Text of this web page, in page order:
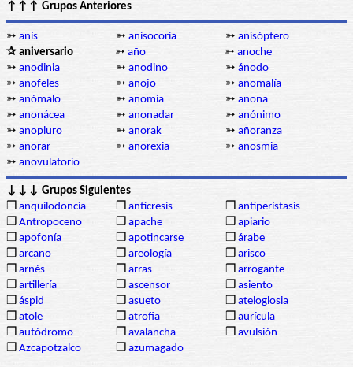
↑↑↑ Grupos Anteriores
➳ anís ➳ anisocoria ➳ anisóptero
✰ aniversario
➳ año ➳ anoche
➳ anodinia ➳ anodino ➳ ánodo
➳ anofeles ➳ añojo ➳ anomalía
➳ anómalo ➳ anomia ➳ anona
➳ anonácea ➳ anonadar ➳ anónimo
➳ anopluro ➳ anorak ➳ añoranza
➳ añorar ➳ anorexia ➳ anosmia
➳ anovulatorio
↓↓↓ Grupos Siguientes
❒ anquilodoncia ❒ anticresis ❒ antiperístasis
❒ Antropoceno ❒ apache ❒ apiario
❒ apofonía ❒ apotincarse ❒ árabe
❒ arcano ❒ areología ❒ arisco
❒ arnés ❒ arras ❒ arrogante
❒ artillería ❒ ascensor ❒ asiento
❒ áspid ❒ asueto ❒ ateloglosia
❒ atole ❒ atrofia ❒ aurícula
❒ autódromo ❒ avalancha ❒ avulsión
❒ Azcapotzalco ❒ azumagado